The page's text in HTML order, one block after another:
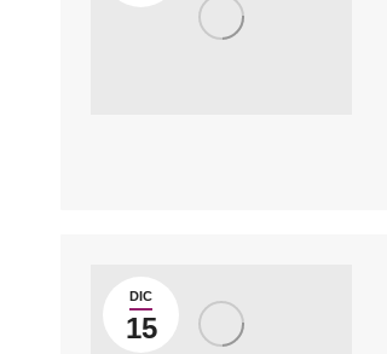
DIC
15